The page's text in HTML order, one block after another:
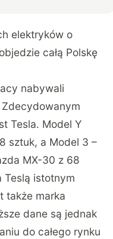
elektryków o
całą Polskę
nabywali
Tesla. Model Y
sztuk, a Model 3 –
MX-30 z 68
Teslą istotnym
także marka
dane są jednak
do całego rynku